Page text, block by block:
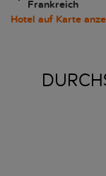
Frankreich
Hotel auf Karte